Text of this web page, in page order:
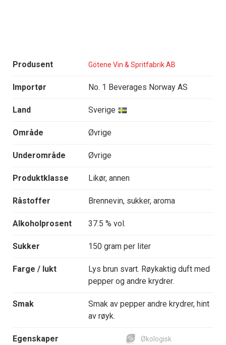
Produsent Götene Vin & Spritfabrik AB
Importør No. 1 Beverages Norway AS
Land Sverige
Område Øvrige
Underområde Øvrige
Produktklasse Likør, annen
Råstoffer Brennevin, sukker, aroma
Alkoholprosent 37.5 % vol.
Sukker 150 gram per liter
Farge / lukt
Lys brun svart. Røykaktig duft med
pepper og andre krydrer.
Smak
Smak av pepper andre krydrer, hint
av røyk.
Egenskaper Økologisk